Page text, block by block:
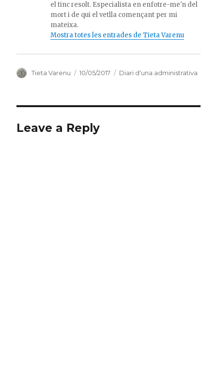
el tinc resolt. Especialista en enfotre-me'n del
mort i de qui el vetlla començant per mi
mateixa.
Mostra totes les entrades de Tieta Varenu
Autor
Tieta Varenu
Publicat
10/05/2017 Categories
Diari d'una administrativa
Leave a Reply